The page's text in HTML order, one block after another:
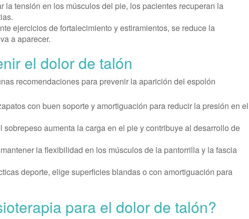
la tensión en los músculos del pie, los pacientes recuperan la
ejercicios de fortalecimiento y estiramientos, se reduce la
a aparecer.
el dolor de talón
recomendaciones para prevenir la aparición del espolón
con buen soporte y amortiguación para reducir la presión en el
sobrepeso aumenta la carga en el pie y contribuye al desarrollo de
mantener la flexibilidad en los músculos de la pantorrilla y la fascia
deporte, elige superficies blandas o con amortiguación para
para el dolor de talón?